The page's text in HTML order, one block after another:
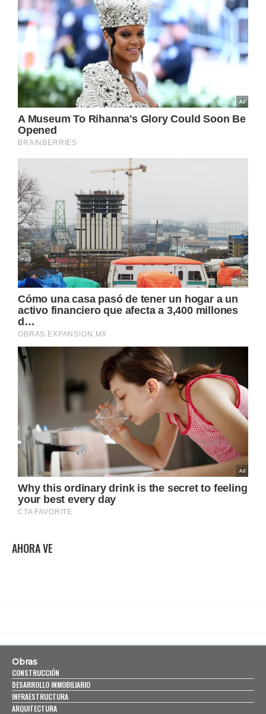
AHORA VE
Obras
CONSTRUCCIÓN
DESARROLLO INMOBILIARIO
INFRAESTRUCTURA
ARQUITECTURA